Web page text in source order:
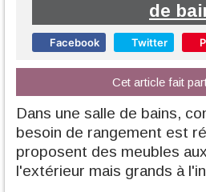
de
Facebook Twitter
Cet article fait
Dans une salle de bains,
besoin de rangement est
proposent des meubles
l'extérieur mais grands à